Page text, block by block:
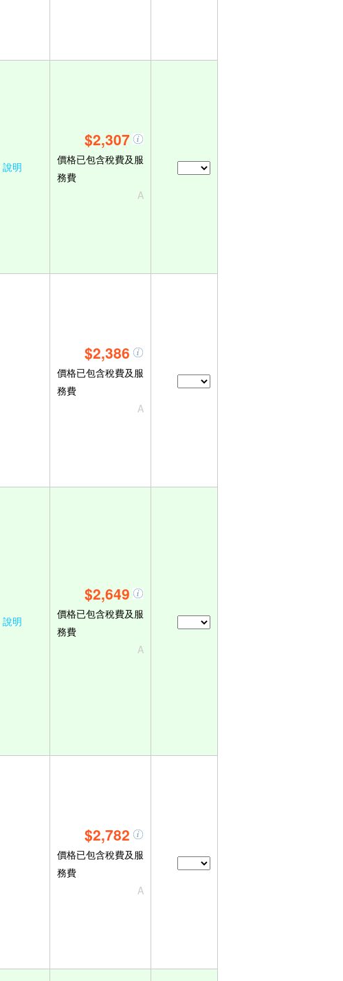
說明
$2,307
價格已包含稅費及服
務費
A
$2,386
價格已包含稅費及服
務費
A
說明
$2,649
價格已包含稅費及服
務費
A
$2,782
價格已包含稅費及服
務費
A